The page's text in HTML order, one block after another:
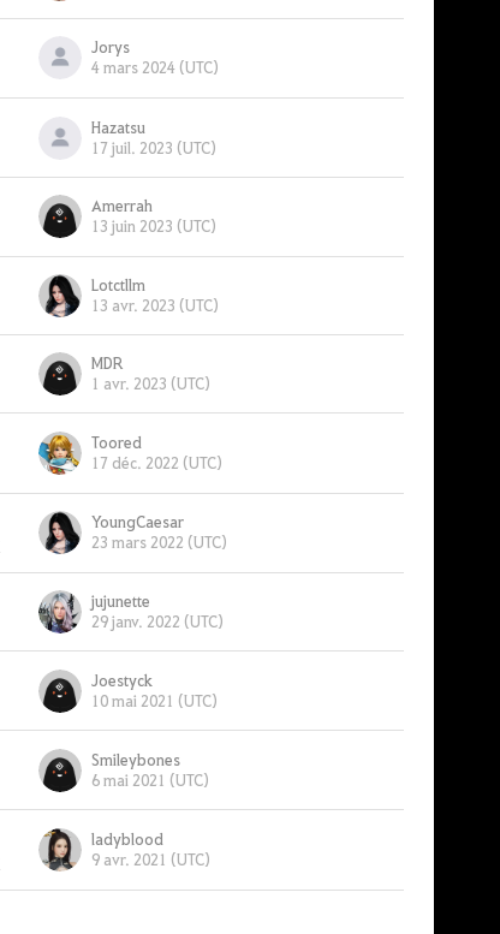
Jorys
4 mars 2024 (UTC)
Hazatsu
17 juil. 2023 (UTC)
Amerrah
13 juin 2023 (UTC)
Lotctllm
13 avr. 2023 (UTC)
MDR
1 avr. 2023 (UTC)
Toored
17 déc. 2022 (UTC)
YoungCaesar
23 mars 2022 (UTC)
jujunette
29 janv. 2022 (UTC)
Joestyck
10 mai 2021 (UTC)
Smileybones
6 mai 2021 (UTC)
ladyblood
9 avr. 2021 (UTC)